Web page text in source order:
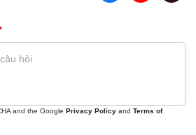
and the Google Privacy Policy and Terms of